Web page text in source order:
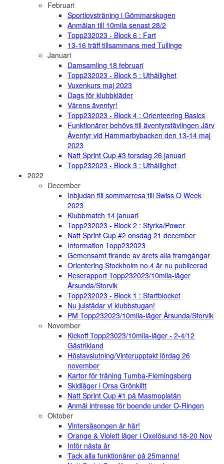
Februari
Sportlovsträning i Gömmarskogen
Anmälan till 10mila senast 28/2
Topp232023 - Block 6 : Fart
13-16 träff tillsammans med Tullinge
Januari
Damsamling 18 februari
Topp232023 - Block 5 : Uthållighet
Vuxenkurs maj 2023
Dags för klubbkläder
Vårens äventyr!
Topp232023 - Block 4 : Orienteering Basics
Funktionärer behövs till äventyrstävlingen Järv
Äventyr vid Hammarbybacken den 13-14 maj
2023
Natt Sprint Cup #3 torsdag 26 januari
Topp232023 - Block 3 : Uthållighet
2022
December
Inbjudan till sommarresa till Swiss O Week
2023
Klubbmatch 14 januari
Topp232023 - Block 2 : Styrka/Power
Natt Sprint Cup #2 onsdag 21 december
Information Topp232023
Gemensamt firande av årets alla framgångar
Orientering Stockholm no.4 är nu publicerad
Reserapport Topp232023/10mila-läger
Årsunda/Storvik
Topp232023 - Block 1 : Startblocket
Nu julstädar vi klubbstugan!
PM Topp232023/10mila-läger Årsunda/Storvik
November
Kickoff Topp23023/10mila-läger - 2-4/12
Gästrikland
Höstavslutning/Vinterupptakt lördag 26
november
Kartor för träning Tumba-Flemingsberg
Skidläger i Orsa Grönklitt
Natt Sprint Cup #1 på Masmoplatån
Anmäl intresse för boende under O-Ringen
Oktober
Vintersäsongen är här!
Orange & Violett läger i Oxelösund 18-20 Nov
Inför nästa år
Tack alla funktionärer på 25manna!